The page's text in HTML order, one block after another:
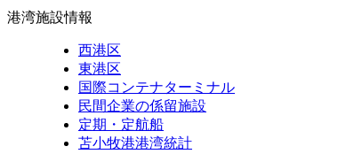
港湾施設情報
西港区
東港区
国際コンテナターミナル
民間企業の係留施設
定期・定航船
苫小牧港港湾統計